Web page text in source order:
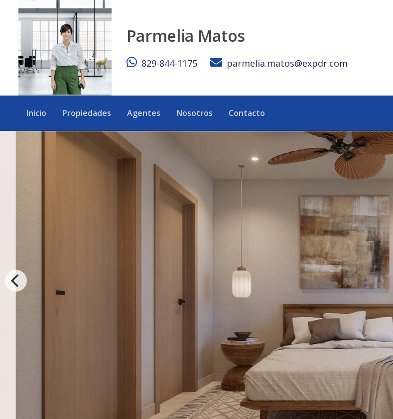
Parmelia Matos
829-844-1175 parmelia.matos@expdr.com
Inicio Propiedades Agentes Nosotros Contacto
✨ Hermoso proyecto de apartamentos en Juan Dolio ✨ - eXp Realty República Dominicana